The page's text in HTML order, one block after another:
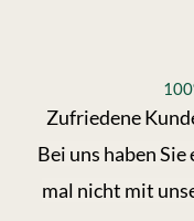
Zufriedene
Bei uns haben
mal nicht mit